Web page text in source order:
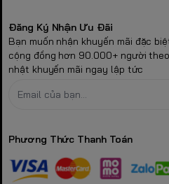
Đăng Ký Nhận Ưu Đãi
Bạn muốn nhận khuyến mãi đặc
cộng đồng hơn 90.000+ người
nhật khuyến mãi ngay lập tức
Phương Thức Thanh Toán